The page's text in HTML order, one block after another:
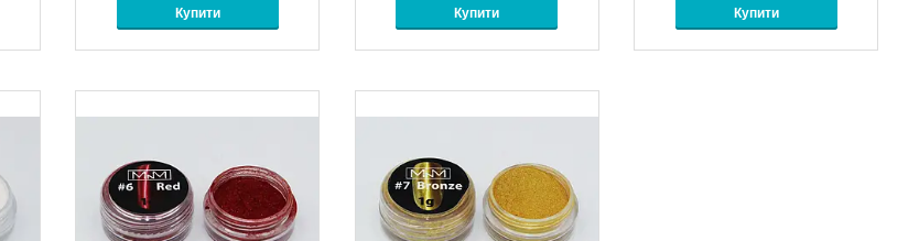
Купити Купити Купити